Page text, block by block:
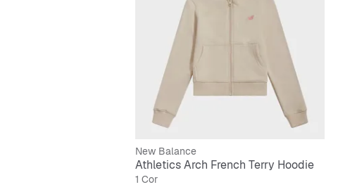
New Balance
Athletics Arch French Terry Hoodie
1 Cor